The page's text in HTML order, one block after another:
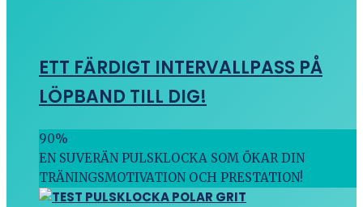
ETT FÄRDIGT INTERVALLPASS PÅ
LÖPBAND TILL DIG!
90%
EN SUVERÄN PULSKLOCKA SOM ÖKAR DIN
TRÄNINGSMOTIVATION OCH PRESTATION!